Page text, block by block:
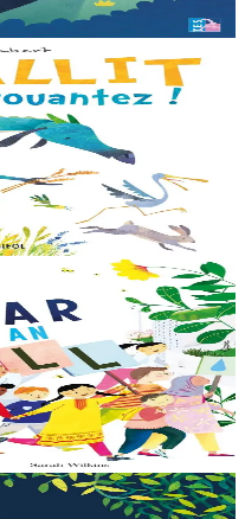
nouvelle maison. Mais
n'est pas la bienvenue...
mais elle a besoin de notre
de vous. Cet album illustré,